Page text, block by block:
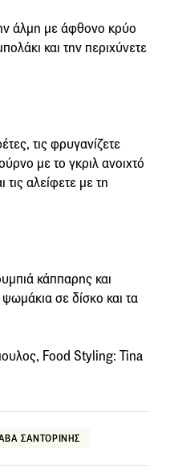
άλμη με άφθονο κρύο
και την περιχύνετε
τις φρυγανίζετε
με το γκριλ ανοιχτό
τις αλείφετε με τη
κάππαρης και
σε δίσκο και τα
Food Styling: Tina
ΣΑΝΤΟΡΙΝΗΣ